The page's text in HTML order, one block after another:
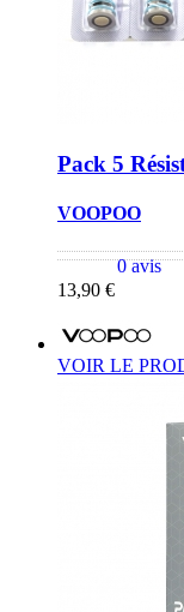
Pack 5
VOOPOO
0 avis
13,90 €
VOIR LE